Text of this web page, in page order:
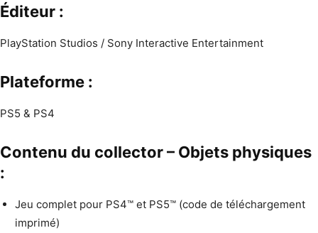
Éditeur :
PlayStation Studios / Sony Interactive Entertainment
Plateforme :
PS5 & PS4
Contenu du collector – Objets physiques
:
Jeu complet pour PS4™ et PS5™ (code de téléchargement
imprimé)